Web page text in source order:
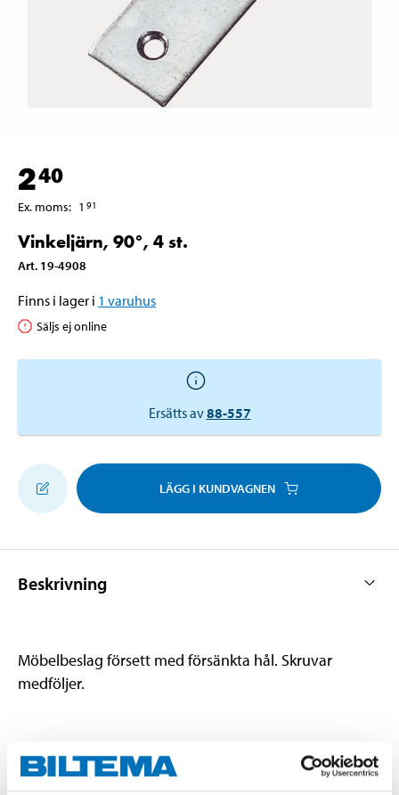
240
Ex. moms: 1 91
Vinkeljärn, 90°, 4 st.
Art. 19-4908
Finns i lager i 1 varuhus
Säljs ej online
Ersätts av88-557
LÄGG I KUNDVAGNEN
Beskrivning
Möbelbeslag försett med försänkta hål. Skruvar
medföljer.
Teknisk specifikation